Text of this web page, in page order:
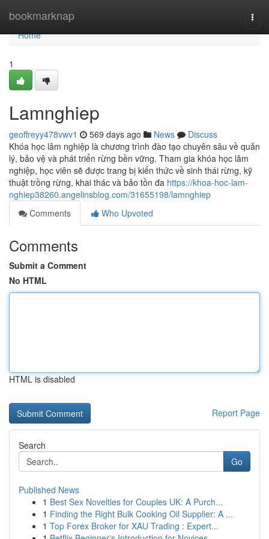
bookmarknap
Home
Home
1
Lamnghiep
geoffreyy478vwv1 569 days ago News
Discuss
Khóa học lâm nghiệp là chương trình đào tạo chuyên sâu về quản
lý, bảo vệ và phát triển rừng bền vững. Tham gia khóa học lâm
nghiệp, học viên sẽ được trang bị kiến thức về sinh thái rừng, kỹ
thuật trồng rừng, khai thác và bảo tồn đa https://khoa-hoc-lam-
nghiep38260.angelinsblog.com/31655198/lamnghiep
Comments
Who Upvoted
Comments
Submit a Comment
No HTML
HTML is disabled
Report Page
Search
Go
Published News
1 Best Sex Novelties for Couples UK: A Purch...
1 Finding the Right Bulk Cooking Oil Supplier: A ...
1 Top Forex Broker for XAU Trading : Expert...